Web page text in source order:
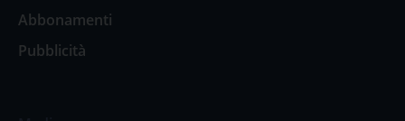
Abbonamenti
Pubblicità